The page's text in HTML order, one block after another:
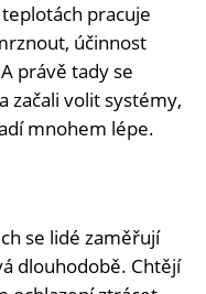
pracuje
účinnost
právě tady se
začali volit systémy,
mnohem lépe.
se lidé zaměřují
dlouhodobě. Chtějí